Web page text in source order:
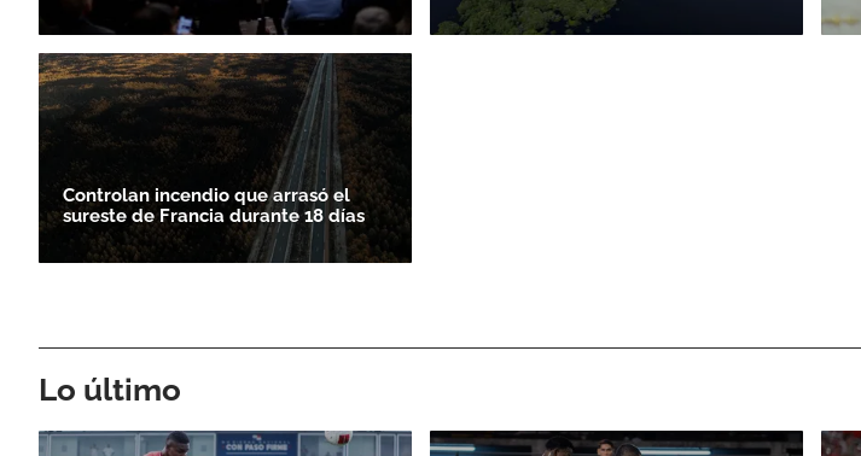
Controlan incendio que arrasó el
sureste de Francia durante 18 días
Lo último